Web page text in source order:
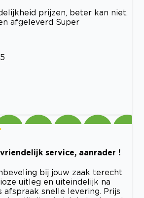
prijzen, beter kan niet.
afgeleverd Super
service, aanrader !
bij jouw zaak terecht
uitleg en uiteindelijk na
afspraak snelle levering. Prijs